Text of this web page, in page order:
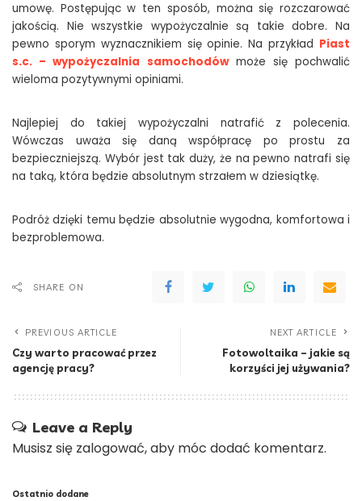
umowę. Postępując w ten sposób, można się rozczarować
jakością. Nie wszystkie wypożyczalnie są takie dobre. Na
pewno sporym wyznacznikiem się opinie. Na przykład Piast
s.c. – wypożyczalnia samochodówmoże się pochwalić
wieloma pozytywnymi opiniami.
Najlepiej do takiej wypożyczalni natrafić z polecenia.
Wówczas uważa się daną współpracę po prostu za
bezpieczniejszą. Wybór jest tak duży, że na pewno natrafi się
na taką, która będzie absolutnym strzałem w dziesiątkę.
Podróż dzięki temu będzie absolutnie wygodna, komfortowa i
bezproblemowa.
SHARE ON
PREVIOUS ARTICLE
Czy warto pracować przez
agencję pracy?
NEXT ARTICLE
Fotowoltaika – jakie są
korzyści jej używania?
Leave a Reply
Musisz się zalogować, aby móc dodać komentarz.
Ostatnio dodane